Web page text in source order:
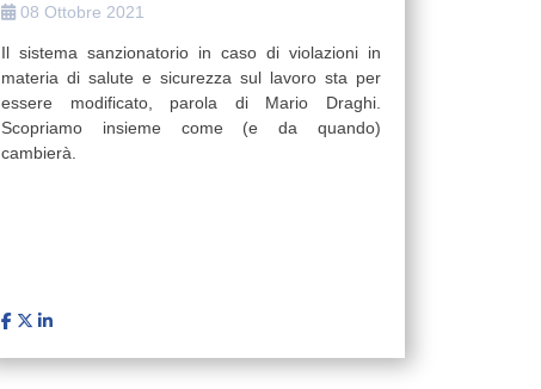
08 Ottobre 2021
Il sistema sanzionatorio in caso di violazioni in
materia di salute e sicurezza sul lavoro sta per
essere modificato, parola di Mario Draghi.
Scopriamo insieme come (e da quando)
cambierà.